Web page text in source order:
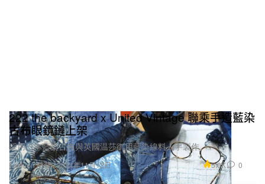
Fashion 時裝
222 the backyard x United Vintage 聯乘手造藍染
古布眼鏡鏈上架
採用日本藍染古布與英國温莎御用藍染線料人手製作。
2024年11月12日 5.0K 0